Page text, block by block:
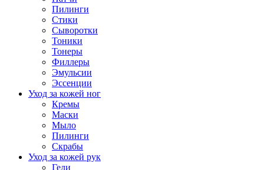
Пилинги
Стики
Сыворотки
Тоники
Тонеры
Филлеры
Эмульсии
Эссенции
Уход за кожей ног
Кремы
Маски
Мыло
Пилинги
Скрабы
Уход за кожей рук
Гели